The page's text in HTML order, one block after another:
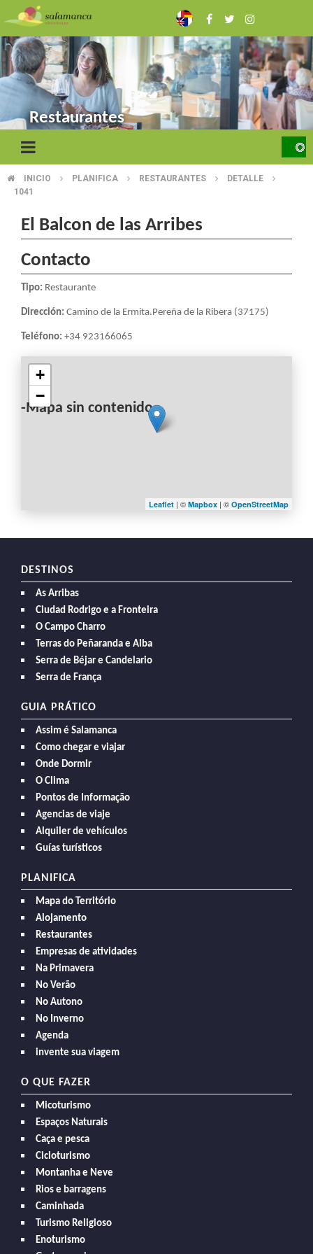
to
main
content
Restaurantes
BREADCRUMB
INICIO PLANIFICA RESTAURANTES
DETALLE
1041
El Balcon de las Arribes
Contacto
Tipo: Restaurante
Dirección: Camino de la Ermita.Pereña de la Ribera (37175)
Teléfono: +34 923166065
-Mapa sin contenido-
+
−
Leaflet | © Mapbox | © OpenStreetMap
DESTINOS
As Arribas
Ciudad Rodrigo e a Fronteira
O Campo Charro
Terras do Peñaranda e Alba
Serra de Béjar e Candelario
Serra de França
GUIA PRÁTICO
Assim é Salamanca
Como chegar e viajar
Onde Dormir
O Clima
Pontos de Informação
Agencias de viaje
Alquiler de vehículos
Guías turísticos
PLANIFICA
Mapa do Território
Alojamento
Restaurantes
Empresas de atividades
Na Primavera
No Verão
No Autono
No Inverno
Agenda
invente sua viagem
O QUE FAZER
Micoturismo
Espaços Naturais
Caça e pesca
Cicloturismo
Montanha e Neve
Rios e barragens
Caminhada
Turismo Religioso
Enoturismo